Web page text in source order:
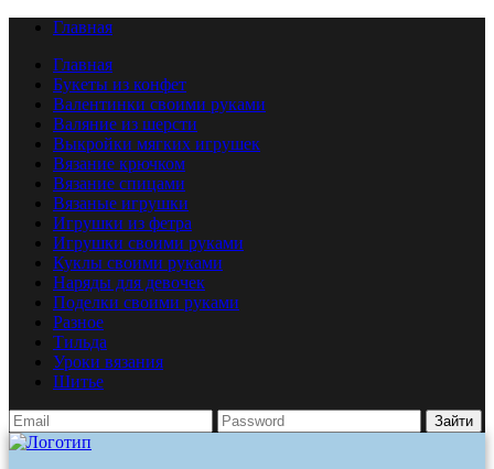
Главная
Главная
Букеты из конфет
Валентинки своими руками
Валяние из шерсти
Выкройки мягких игрушек
Вязание крючком
Вязание спицами
Вязаные игрушки
Игрушки из фетра
Игрушки своими руками
Куклы своими руками
Наряды для девочек
Поделки своими руками
Разное
Тильда
Уроки вязания
Шитье
Зайти